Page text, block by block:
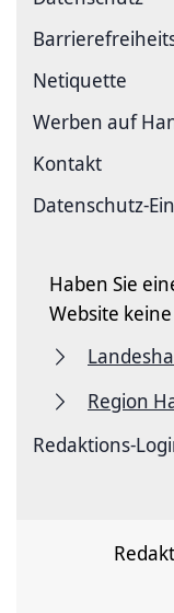
Netiquette
Werben auf
Kontakt
Datenschutz-
Haben Sie
Website
Region
Redaktions-